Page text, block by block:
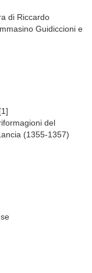
di Riccardo
Guidiccioni e
[1]
del
(1355-1357)